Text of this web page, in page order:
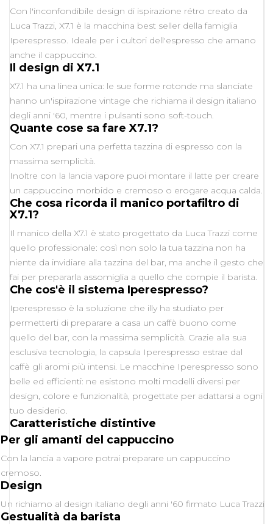
Con l'inconfondibile design di ispirazione rétro creato da
Luca Trazzi, X7.1 è la macchina best seller della famiglia
Iperespresso. Ideale per i cultori dell'espresso che amano
anche il cappuccino.
Il design di X7.1
X7.1 ha una linea unica: le sue forme rotonde ma slanciate
hanno un'ispirazione vintage che richiama il design italiano
degli anni '60, mentre i pulsanti sono soft-touch.
Quante cose sa fare X7.1?
Con X7.1 prepari una perfetta tazzina di espresso con la
massima semplicità.
Inoltre con la lancia vapore puoi montare il latte per creare
un cappuccino morbido e cremoso o erogare acqua calda.
Che cosa ricorda il manico portafiltro di
X7.1?
Il manico della X7.1 è stato progettato da Luca Trazzi come
quello professionale: così non solo la tua tazzina non ha
niente da invidiare alla tazzina del bar, ma anche il gesto che
fai per prepararla assomiglia a quello che compie il barista.
Che cos'è il sistema Iperespresso?
Iperespresso è la soluzione che illy ha studiato per
permetterti di preparare a casa un caffè buono come
quello del bar, con la massima semplicità. Grazie alla sua
esclusiva tecnologia, la capsula Iperespresso estrae dal
caffè gli aromi più intensi. Le macchine Iperespresso sono
belle ed efficienti: ne esistono molti modelli diversi per
design, colore e funzionalità, progettate per adattarsi a ogni
tuo desiderio.
Caratteristiche distintive
Per gli amanti del cappuccino
Con la lancia a vapore potrai preparare un cappuccino
cremoso.
Design
Un richiamo al design italiano degli anni '60 firmato Luca Trazzi
Gestualità da barista